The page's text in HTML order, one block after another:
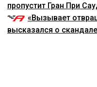
пропустит Гран При
«Вызывает
высказался о